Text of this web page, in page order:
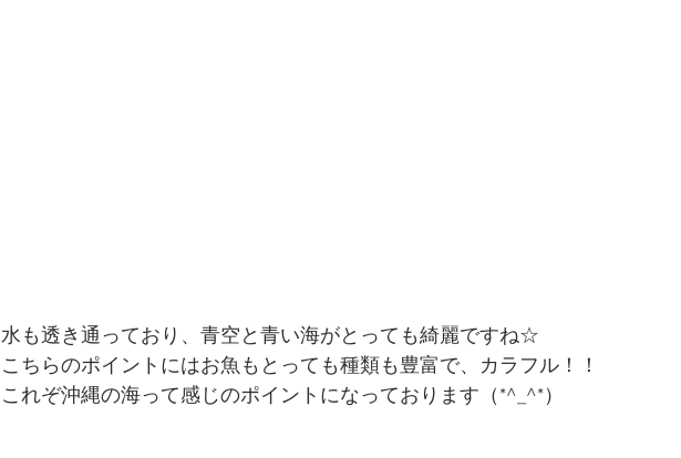
水も透き通っており、青空と青い海がとっても綺麗ですね☆
こちらのポイントにはお魚もとっても種類も豊富で、カラフル！！
これぞ沖縄の海って感じのポイントになっております（*^_^*）